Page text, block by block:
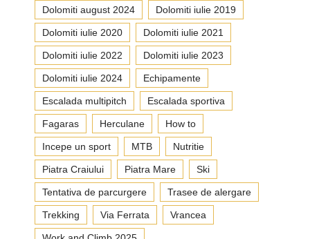
Dolomiti august 2024 Dolomiti iulie 2019
Dolomiti iulie 2020 Dolomiti iulie 2021
Dolomiti iulie 2022 Dolomiti iulie 2023
Dolomiti iulie 2024 Echipamente
Escalada multipitch Escalada sportiva
Fagaras Herculane How to
Incepe un sport MTB Nutritie
Piatra Craiului Piatra Mare Ski
Tentativa de parcurgere Trasee de alergare
Trekking Via Ferrata Vrancea